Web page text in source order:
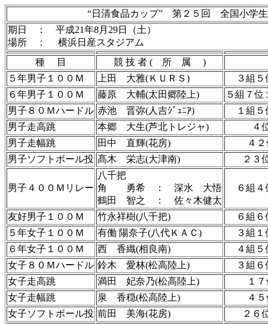
“日清食品カップ” 第２５回 全国小学生
期日 ： 平成21年8月29日（土）
場所 ： 横浜日産スタジアム
種 目
競 技 者 ( 所 属 )
５年男子１００Ｍ
上田 大雅(ＫＵＲＳ)
３組
６年男子１００Ｍ
藤原 大輔(太田郷陸上)
５組７位
男子８０Ｍハードル 赤池 晋弥(人吉ｼﾞｭﾆｱ)
１組
男子走高跳
本郷 大生(芦北トレジャ)
４
男子走幅跳
田中 直輝(花房)
４
男子ソフトボール投 髙木 栄志(大津南) ２３
男子４００Ｍリレー
八千把
角 勇希 ： 深水 大悟
鶴田 智之 ： 佐々木健太
６組
友好男子１００Ｍ 竹永祥樹(八千把)
６組
５年女子１００Ｍ
有働 陽奈子(八代ＫＡＣ)
３組
６年女子１００Ｍ
西 香織(相良南)
４組
女子８０Ｍハードル 鈴木 愛林(松高陸上)
３組
女子走高跳
満田 妃奈乃(松高陸上)
１
女子走幅跳
泉 香穏(松高陸上)
４
女子ソフトボール投 前田 美海(花房) ２６